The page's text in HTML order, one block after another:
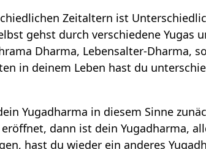
Zeitaltern ist
gehst durch verschiedene Yugas
Dharma, Lebensalter-Dharma,
in deinem Leben hast du
Yugadharma in diesem Sinne
dann ist dein Yugadharma,
hast du wieder ein anderes